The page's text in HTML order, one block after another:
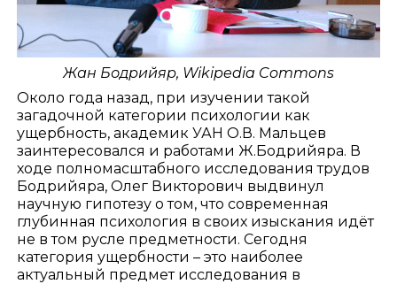
Жан Бодрийяр, Wikipedia Commons
Около года назад, при изучении такой
загадочной категории психологии как
ущербность, академик УАН О.В. Мальцев
заинтересовался и работами Ж.Бодрийяра. В
ходе полномасштабного исследования трудов
Бодрийяра, Олег Викторович выдвинул
научную гипотезу о том, что современная
глубинная психология в своих изыскания идёт
не в том русле предметности. Сегодня
категория ущербности – это наиболее
актуальный предмет исследования в